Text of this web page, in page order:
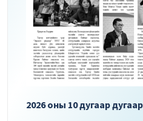
2026 оны 10 дугаар